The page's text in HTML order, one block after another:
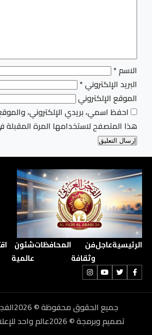
الاسم*
البريد الإلكتروني*
الموقع الإلكتروني
احفظ اسمي، بريدي الإلكتروني،
هذا المتصفح لاستخدامها المرة المقبلة
الرئيسيةعاجلفن
وثقافة
المحافظاتشئون
عالمية
جميع الحقوق محفوظة © 2026الفجر العربي 24
تصميم وبرمجة © 2026عالم واحد للإعلام والبرمجيات